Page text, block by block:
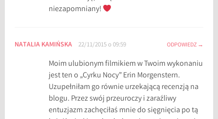
niezapomniany!
NATALIA KAMIŃSKA 22/11/2015 o 09:59 ODPOWIEDZ
Moim ulubionym filmikiem w Twoim wykonaniu
jest ten o „Cyrku Nocy” Erin Morgenstern.
Uzupełniłam go równie urzekającą recenzją na
blogu. Przez swój przeuroczy i zaraźliwy
entuzjazm zachęciłaś mnie do sięgnięcia po tą